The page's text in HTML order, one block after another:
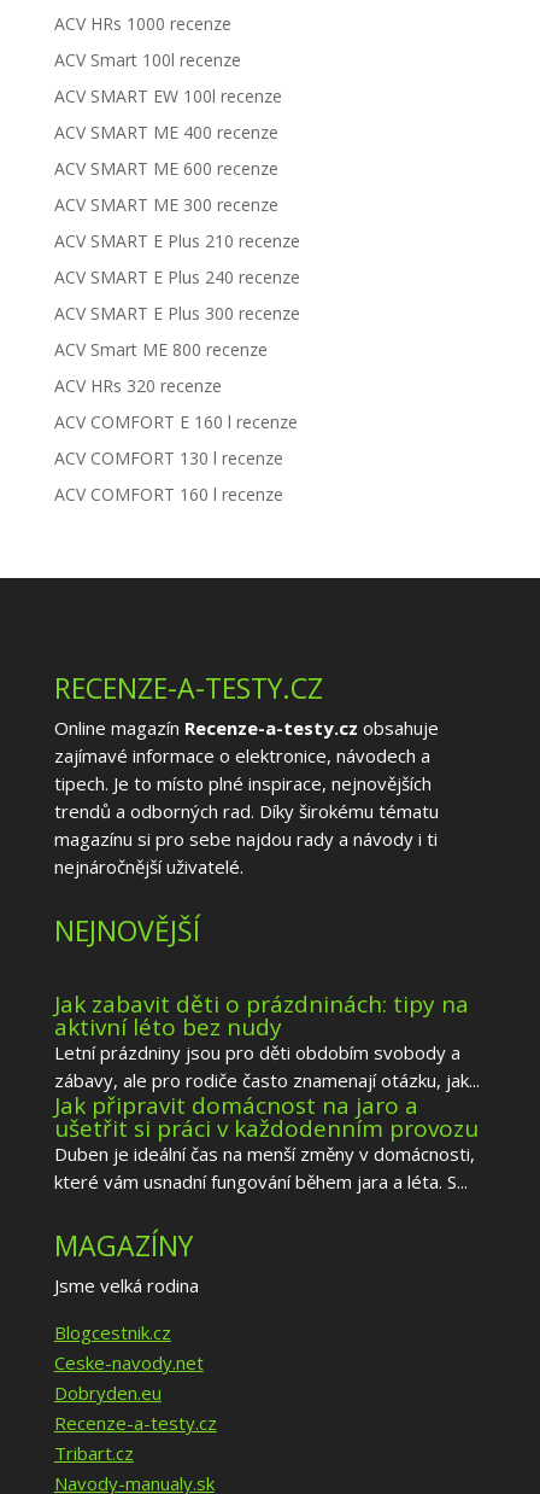
ACV HRs 1000 recenze
ACV Smart 100l recenze
ACV SMART EW 100l recenze
ACV SMART ME 400 recenze
ACV SMART ME 600 recenze
ACV SMART ME 300 recenze
ACV SMART E Plus 210 recenze
ACV SMART E Plus 240 recenze
ACV SMART E Plus 300 recenze
ACV Smart ME 800 recenze
ACV HRs 320 recenze
ACV COMFORT E 160 l recenze
ACV COMFORT 130 l recenze
ACV COMFORT 160 l recenze
RECENZE-A-TESTY.CZ
Online magazín Recenze-a-testy.cz obsahuje
zajímavé informace o elektronice, návodech a
tipech. Je to místo plné inspirace, nejnovějších
trendů a odborných rad. Díky širokému tématu
magazínu si pro sebe najdou rady a návody i ti
nejnáročnější uživatelé.
NEJNOVĚJŠÍ
Jak zabavit děti o prázdninách: tipy na
aktivní léto bez nudy
Letní prázdniny jsou pro děti obdobím svobody a
zábavy, ale pro rodiče často znamenají otázku, jak...
Jak připravit domácnost na jaro a
ušetřit si práci v každodenním provozu
Duben je ideální čas na menší změny v domácnosti,
které vám usnadní fungování během jara a léta. S...
MAGAZÍNY
Jsme velká rodina
Blogcestnik.cz
Ceske-navody.net
Dobryden.eu
Recenze-a-testy.cz
Tribart.cz
Navody-manualy.sk